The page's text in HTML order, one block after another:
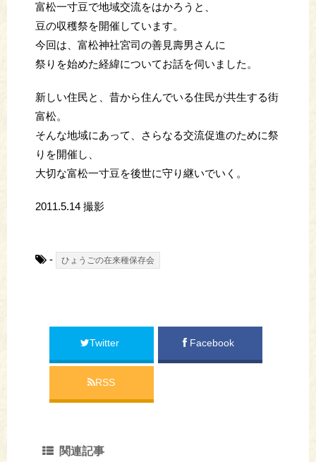
富松一寸豆で地域交流をはかろうと、
豆の収穫祭を開催しています。
今回は、富松神社宮司の善見壽男さんに
祭りを始めた経緯についてお話を伺いました。
新しい住民と、昔から住んでいる住民が共生する街
富松。
そんな地域にあって、さらなる交流促進のために祭
りを開催し、
大切な富松一寸豆を後世に守り継いでいく。
2011.5.14 撮影
- ひょうごの在来種保存会
Twitter Facebook
RSS
関連記事